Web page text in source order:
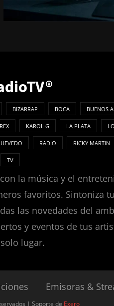
BIZARRAP BOCA BUENOS
KAROL G LA PLATA
RADIO RICKY MARTIN
TV
la música y el
favoritos. Sintoniza
las novedades del
y eventos de tus
lugar.
Emisoras &
| Soporte de Exero